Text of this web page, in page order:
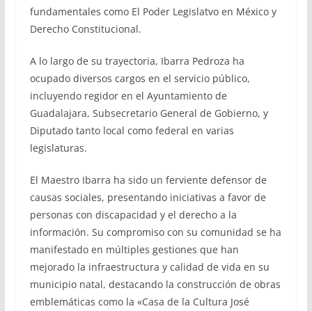
fundamentales como El Poder Legislatvo en México y
Derecho Constitucional.
A lo largo de su trayectoria, Ibarra Pedroza ha
ocupado diversos cargos en el servicio público,
incluyendo regidor en el Ayuntamiento de
Guadalajara, Subsecretario General de Gobierno, y
Diputado tanto local como federal en varias
legislaturas.
El Maestro Ibarra ha sido un ferviente defensor de
causas sociales, presentando iniciativas a favor de
personas con discapacidad y el derecho a la
información. Su compromiso con su comunidad se ha
manifestado en múltiples gestiones que han
mejorado la infraestructura y calidad de vida en su
municipio natal, destacando la construcción de obras
emblemáticas como la «Casa de la Cultura José